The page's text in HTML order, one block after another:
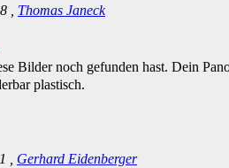
, Thomas Janeck
Bilder noch gefunden hast. Dein
plastisch.
, Gerhard Eidenberger